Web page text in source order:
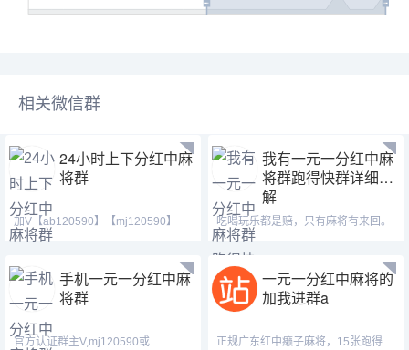
相关微信群
24小时上下分红中麻
将群
加V【ab120590】【mj120590】
【hf420624】下好拉你进
我有一元一分红中麻
将群跑得快群详细分
解
吃喝玩乐都是赔，只有麻将有来回。
群主微信：(wb887131)【
手机一元一分红中麻
将群
官方认证群主V,mj120590或
一元一分红中麻将的
加我进群a
正规广东红中癞子麻将，15张跑得